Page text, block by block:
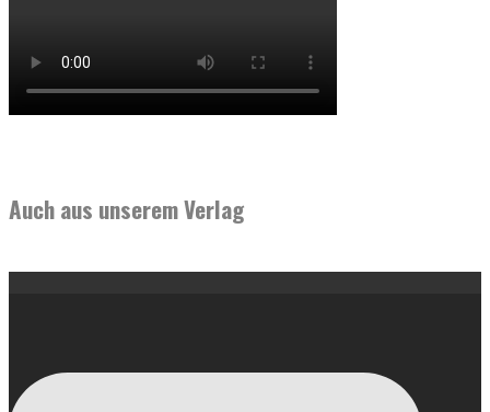
Auch aus unserem Verlag